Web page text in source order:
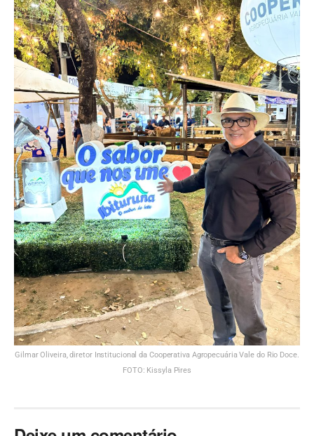
Gilmar Oliveira, diretor Institucional da Cooperativa Agropecuária Vale do Rio Doce.
FOTO: Kissyla Pires